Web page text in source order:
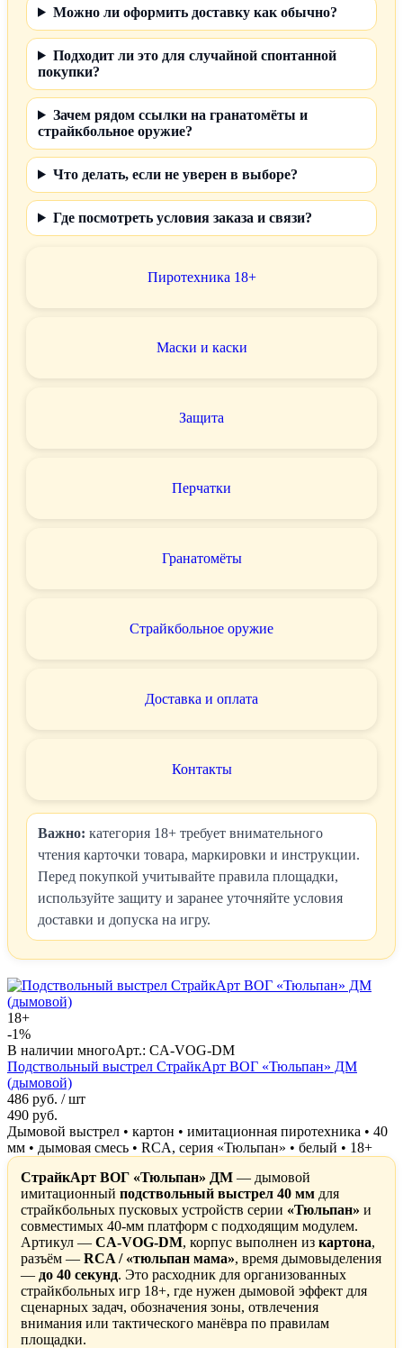
Можно ли оформить доставку как обычно?
Подходит ли это для случайной спонтанной
покупки?
Зачем рядом ссылки на гранатомёты и
страйкбольное оружие?
Что делать, если не уверен в выборе?
Где посмотреть условия заказа и связи?
Пиротехника 18+
Маски и каски
Защита
Перчатки
Гранатомёты
Страйкбольное оружие
Доставка и оплата
Контакты
Важно: категория 18+ требует внимательного
чтения карточки товара, маркировки и инструкции.
Перед покупкой учитывайте правила площадки,
используйте защиту и заранее уточняйте условия
доставки и допуска на игру.
18+
-1%
В наличии многоАрт.: CA-VOG-DM
Подствольный выстрел СтрайкАрт ВОГ «Тюльпан» ДМ
(дымовой)
486 руб. / шт
490 руб.
Дымовой выстрел • картон • имитационная пиротехника • 40
мм • дымовая смесь • RCA, серия «Тюльпан» • белый • 18+
СтрайкАрт ВОГ «Тюльпан» ДМ — дымовой
имитационный подствольный выстрел 40 мм для
страйкбольных пусковых устройств серии «Тюльпан» и
совместимых 40-мм платформ с подходящим модулем.
Артикул — CA-VOG-DM, корпус выполнен из картона,
разъём — RCA / «тюльпан мама», время дымовыделения
— до 40 секунд. Это расходник для организованных
страйкбольных игр 18+, где нужен дымовой эффект для
сценарных задач, обозначения зоны, отвлечения
внимания или тактического манёвра по правилам
площадки.